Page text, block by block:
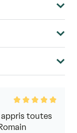
Rated
4.8
out
of
toutes